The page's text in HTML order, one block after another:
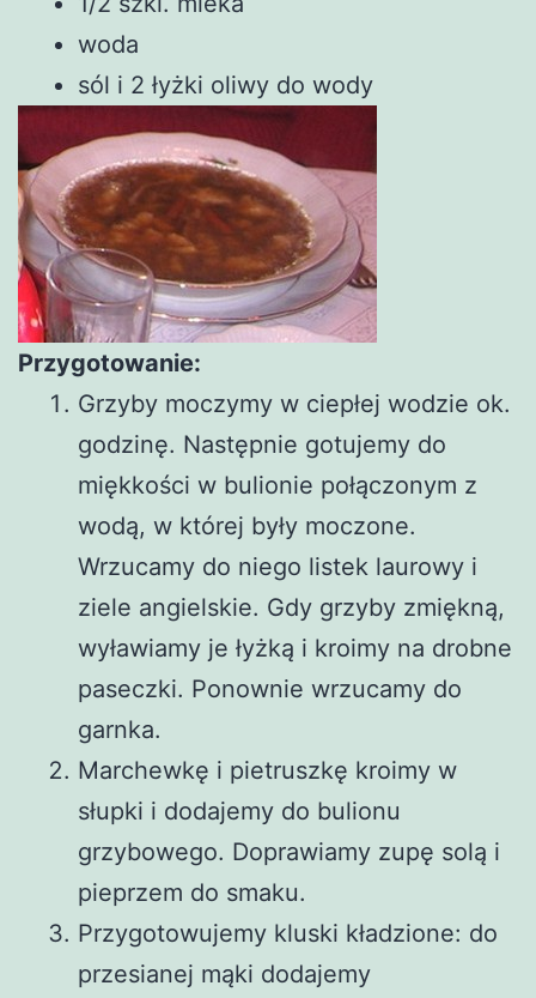
woda
sól i 2 łyżki oliwy do wody
Przygotowanie:
Grzyby moczymy w ciepłej wodzie ok.
godzinę. Następnie gotujemy do
miękkości w bulionie połączonym z
wodą, w której były moczone.
Wrzucamy do niego listek laurowy i
ziele angielskie. Gdy grzyby zmiękną,
wyławiamy je łyżką i kroimy na drobne
paseczki. Ponownie wrzucamy do
garnka.
Marchewkę i pietruszkę kroimy w
słupki i dodajemy do bulionu
grzybowego. Doprawiamy zupę solą i
pieprzem do smaku.
Przygotowujemy kluski kładzione: do
przesianej mąki dodajemy